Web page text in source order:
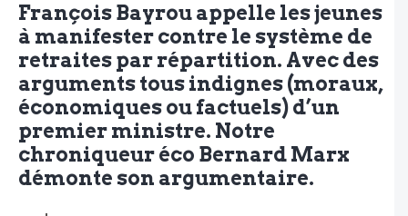
François Bayrou appelle les jeunes
à manifester contre le système de
retraites par répartition. Avec des
arguments tous indignes (moraux,
économiques ou factuels) d’un
premier ministre. Notre
chroniqueur éco Bernard Marx
démonte son argumentaire.